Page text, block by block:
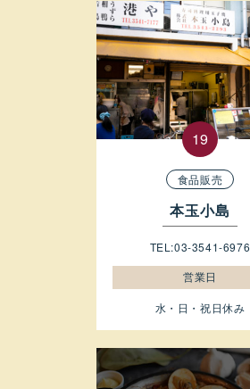
食品販売
本玉小島
TEL:03-3541-6976
営業日
水・日・祝日休み